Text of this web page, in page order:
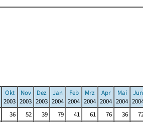
Okt
2003
Nov
2003
Dez
2003
Jan
2004
Feb
2004
Mrz
2004
Apr
2004
Mai
2004
Jun
36 52 39 79 41 61 76 36